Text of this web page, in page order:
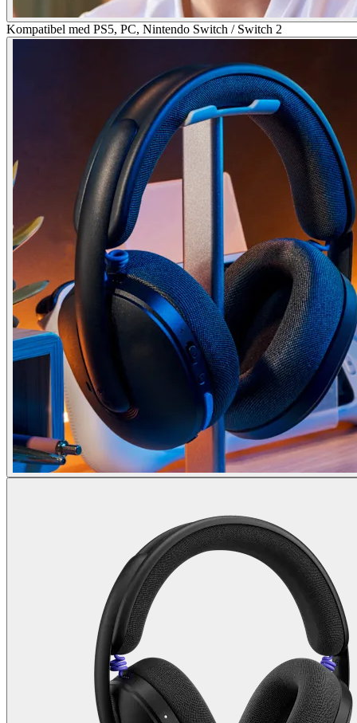
Kompatibel med PS5, PC, Nintendo Switch / Switch 2